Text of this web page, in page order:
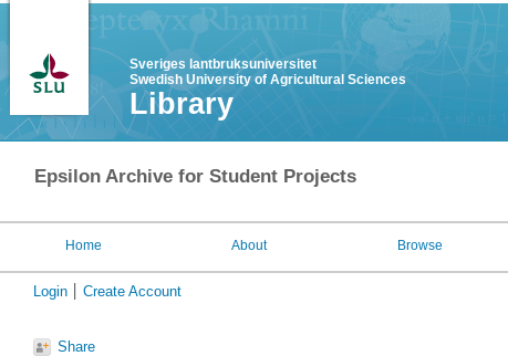
Sveriges lantbruksuniversitet
Swedish University of Agricultural Sciences
Library
Epsilon Archive for Student Projects
Home About Browse
Login Create Account
Share